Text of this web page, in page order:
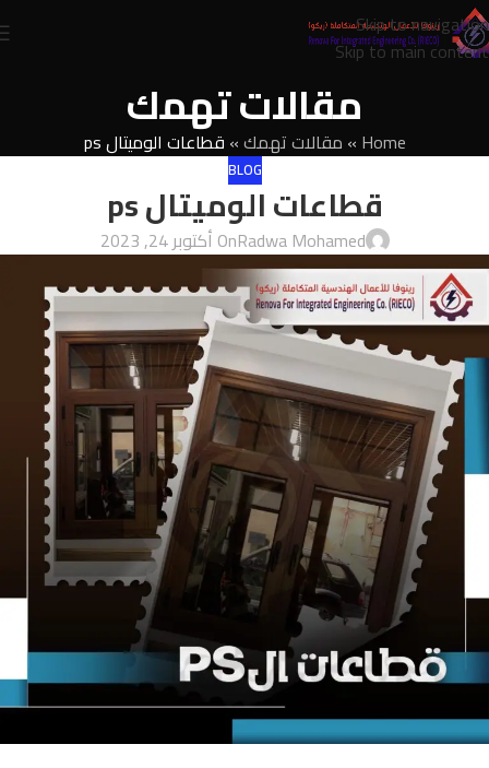
Skip to navigation
Skip to main content
مقالات تهمكHome
» مقالات تهمك» قطاعات الوميتال ps
BLOG
قطاعات الوميتال ps
Radwa MohamedOn أكتوبر 24, 2023